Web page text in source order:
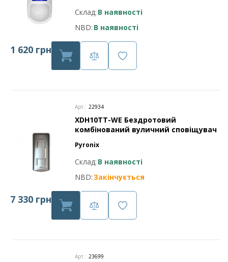
Склад: В наявності
NBD: В наявності
1 620 грн
Арт.: 22934
XDH10TT-WE Бездротовий
комбінований вуличний сповіщувач
Pyronix
Склад: В наявності
NBD:Закінчується
7 330 грн
Арт.: 23699